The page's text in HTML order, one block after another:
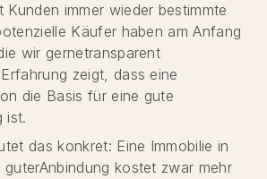
Kunden immer wieder bestimmte
Käufer haben am Anfang
wir gernetransparent
zeigt, dass eine
die Basis für eine gute
ist.
das konkret: Eine Immobilie in
guterAnbindung kostet zwar mehr